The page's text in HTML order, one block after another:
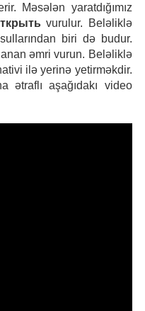
Məsələn yaratdığımız
vurulur. Beləliklə
biri də budur.
əmri vurun. Beləliklə
ilə yerinə yetirməkdir.
ətraflı aşağıdakı video